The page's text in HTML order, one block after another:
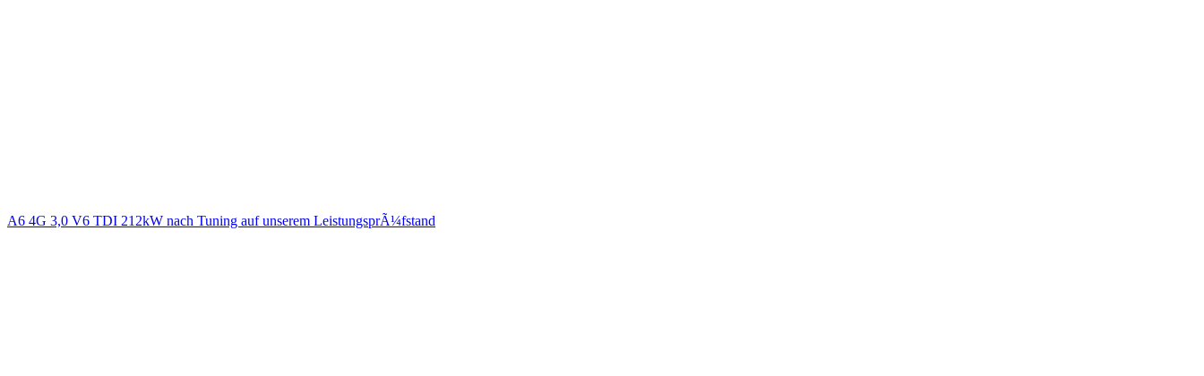
A6 4G 3,0 V6 TDI 212kW nach Tuning auf unserem LeistungsprÃ¼fstand